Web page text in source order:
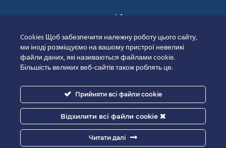
Сертифікати
Cookies Щоб забезпечити належну роботу цього сайту,
ми іноді розміщуємо на вашому пристрої невеликі
файли даних, які називаються файлами cookie.
Більшість великих веб-сайтів також роблять це.
Прийняти всі файли cookie
Відхилити всі файли cookie
Читати далі